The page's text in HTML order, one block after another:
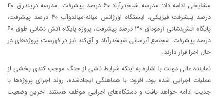
مشایخی ادامه داد: مدرسه شیخدرآباد ۶۰ درصد پیشرفت، مدرسه دریندرق ۴۰
درصد پیشرفت فیزیکی، ایستگاه اورژانس میانه-میاندوآب ۴۰ درصد پیشرفت،
پایگاه آتش‌نشانی آرموداق ۳۰ درصد پیشرفت، پروژه پایگاه آتش نشانی طوق ۶۰
درصد پیشرفت، مجتمع آبرسانی شیخدرآباد و آق‌کند نیز در فهرست پروژه‌های در
حال اجرا قرار دارند. ️
نماینده عالی دولت با اشاره به اینکه شرایط ناشی از جنگ موجب کندی بخشی از
عملیات اجرایی شده بود، افزود: با هماهنگی ایجادشده، روند اجرای پروژه‌ها با
جدیت ادامه خواهد یافت و دستگاه‌های اجرایی موظف هستند آخرین وضعیت